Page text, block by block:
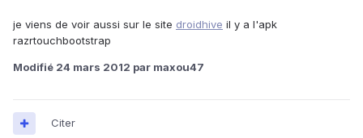
je viens de voir aussi sur le site droidhive il y a l'apk
razrtouchbootstrap
Modifié 24 mars 2012 par maxou47
Citer